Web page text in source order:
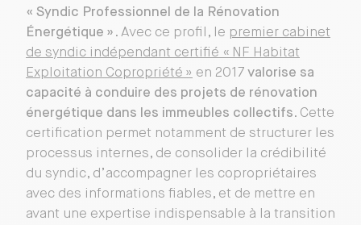
« Syndic Professionnel de la Rénovation
Énergétique » . Avec ce profil, le premier cabinet
de syndic indépendant certifié « NF Habitat
Exploitation Copropriété » en 2017 valorise sa
capacité à conduire des projets de rénovation
énergétique dans les immeubles collectifs. Cette
certification permet notamment de structurer les
processus internes, de consolider la crédibilité
du syndic, d’accompagner les copropriétaires
avec des informations fiables, et de mettre en
avant une expertise indispensable à la transition